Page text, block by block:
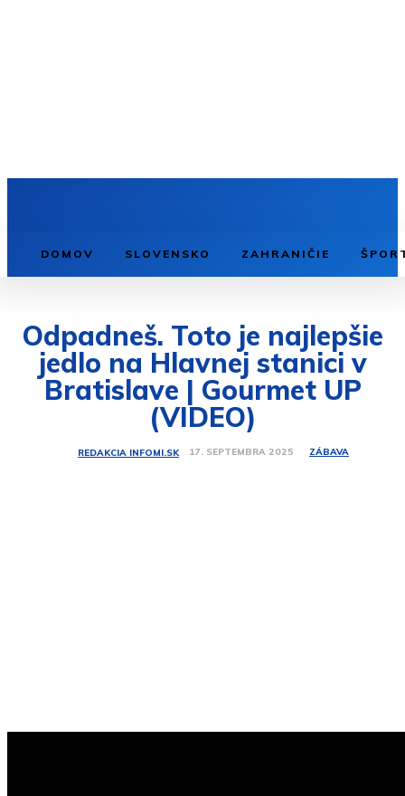
DOMOV SLOVENSKO ZAHRANIČIE
Odpadneš. Toto je najlepšie
jedlo na Hlavnej stanici v
Bratislave | Gourmet UP
(VIDEO)
REDAKCIA INFOMI.SK 17. SEPTEMBRA 2025 ZÁBAVA